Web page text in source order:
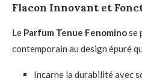
Flacon Innovant et
Le Parfum Tenue Fenominose
contemporain au design épuré
Incarne la durabilité avec